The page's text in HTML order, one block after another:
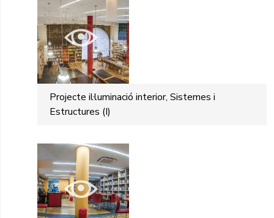
Projecte il·luminació interior, Sistemes i
Estructures (I)